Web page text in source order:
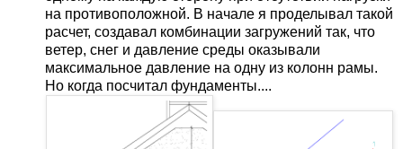
на противоположной. В начале я проделывал такой
расчет, создавал комбинации загружений так, что
ветер, снег и давление среды оказывали
максимальное давление на одну из колонн рамы.
Но когда посчитал фундаменты....